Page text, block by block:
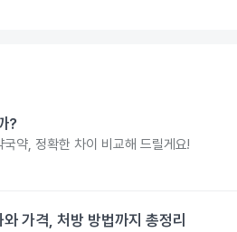
?
약, 정확한 차이 비교해 드릴게요!
가격, 처방 방법까지 총정리